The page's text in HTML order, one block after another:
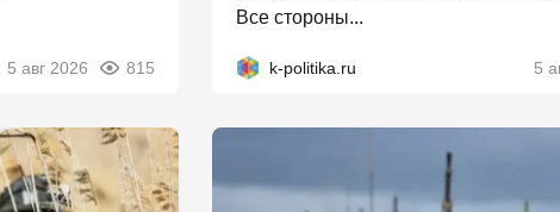
5 авг 2026 815
Все стороны...
k-politika.ru 5